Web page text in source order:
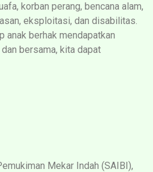
korban perang, bencana alam,
eksploitasi, dan disabilitas.
anak berhak mendapatkan
bersama, kita dapat
Mekar Indah (SAIBI),